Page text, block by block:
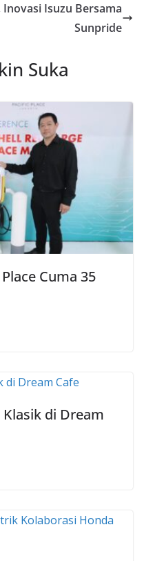
Isuzu Bersama
Sunpride
Suka
Cuma 35
di Dream